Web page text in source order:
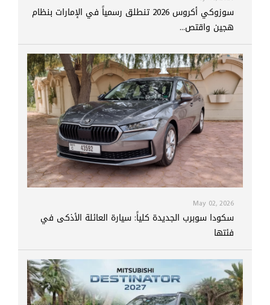
سوزوكي أكروس 2026 تنطلق رسمياً في الإمارات بنظام
هجين واقتص...
May 02, 2026
سكودا سوبرب الجديدة كلياً: سيارة العائلة الأذكى في
فئتها